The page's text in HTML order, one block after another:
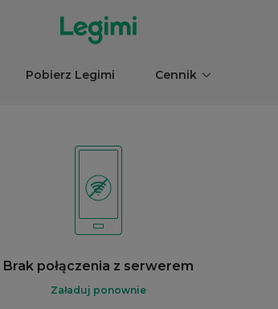
Pobierz Legimi Cennik
Brak połączenia z serwerem
Załaduj ponownie